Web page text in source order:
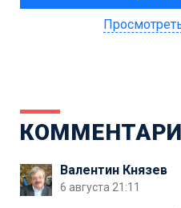
Валентин Князев
6 августа 21:11